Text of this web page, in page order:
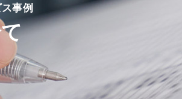
事例